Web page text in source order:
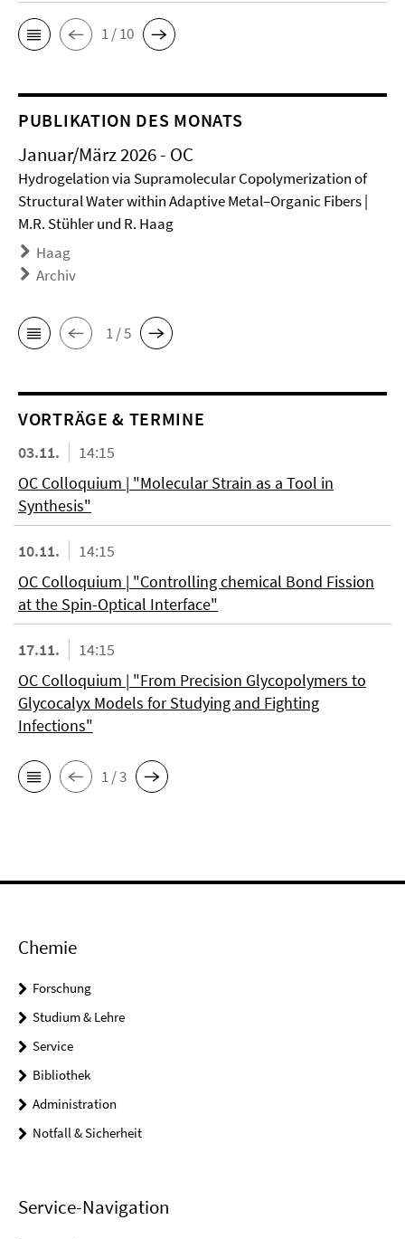
1 / 10
PUBLIKATION DES MONATS
Januar/März 2026 - OC
Hydrogelation via Supramolecular Copolymerization of
Structural Water within Adaptive Metal–Organic Fibers |
M.R. Stühler und R. Haag
Haag
Archiv
1 / 5
VORTRÄGE & TERMINE
03.11.
14:15
OC Colloquium | "Molecular Strain as a Tool in
Synthesis"
10.11.
14:15
OC Colloquium | "Controlling chemical Bond Fission
at the Spin-Optical Interface"
17.11.
14:15
OC Colloquium | "From Precision Glycopolymers to
Glycocalyx Models for Studying and Fighting
Infections"
1 / 3
Chemie
Forschung
Studium & Lehre
Service
Bibliothek
Administration
Notfall & Sicherheit
Service-Navigation